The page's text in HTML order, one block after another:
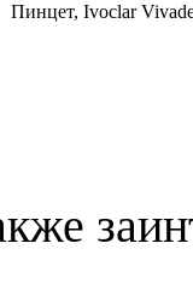
Пинцет, Ivoclar